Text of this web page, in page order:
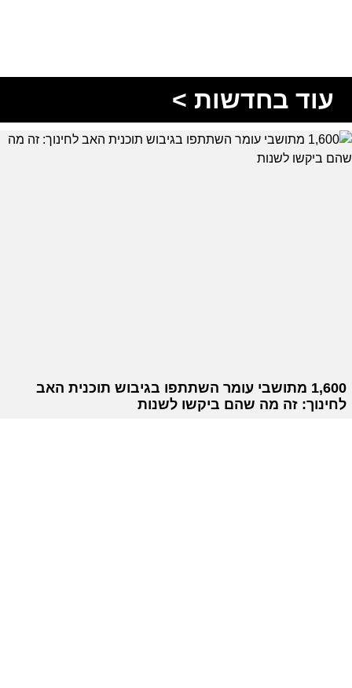
עוד בחדשות >
1,600 מתושבי עומר השתתפו בגיבוש תוכנית האב
לחינוך: זה מה שהם ביקשו לשנות